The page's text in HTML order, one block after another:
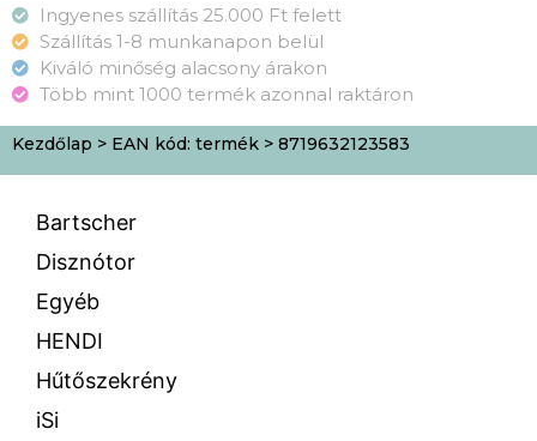
Ingyenes szállítás 25.000 Ft felett
Szállítás 1-8 munkanapon belül
Kiváló minőség alacsony árakon
Több mint 1000 termék azonnal raktáron
Kezdőlap > EAN kód: termék > 8719632123583
Bartscher
Disznótor
Egyéb
HENDI
Hűtőszekrény
iSi